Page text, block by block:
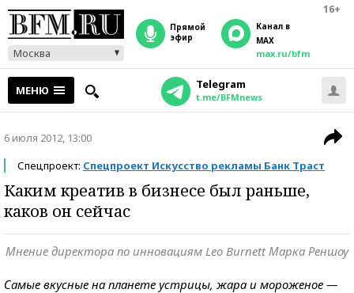
16+
Москва
прямой
эфир
Канал в
MAX
max.ru/bfm
МЕНЮ Telegram
t.me/BFMnews
6 июля 2012, 13:00
Спецпроект: Спецпроект Искусство рекламы Банк Траст
Каким креатив в бизнесе был раньше,
каков он сейчас
Мнение директора по инновациям Leo Burnett Марка Реншоу
Самые вкусные на планете устрицы, жара и мороженое —